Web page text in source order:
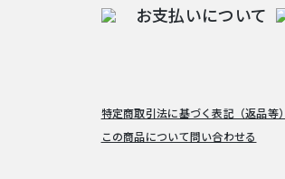
お支払いについて
特定商取引法に基づく表記（返品等）
この商品について問い合わせる